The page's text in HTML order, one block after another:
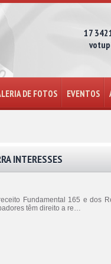
17
DE FOTOS EVENTOS
INTERESSES
Fundamental 165 e dos
têm direito a re…